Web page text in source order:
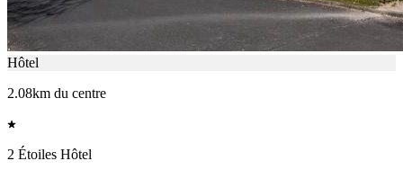
Hôtel
2.08km du centre
2 Étoiles Hôtel